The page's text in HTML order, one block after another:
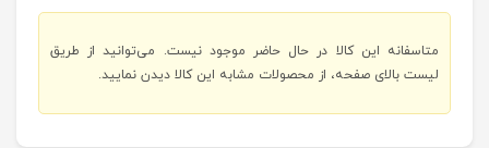
متاسفانه این کالا در حال حاضر موجود نیست. می‌توانید از طریق
لیست بالای صفحه، از محصولات مشابه این کالا دیدن نمایید.